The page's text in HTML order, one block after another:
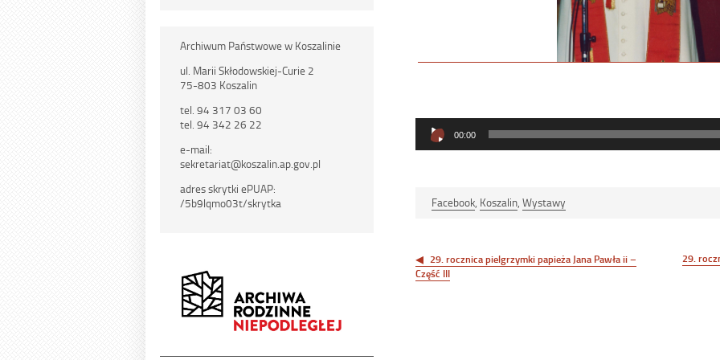
Archiwum Państwowe w Koszalinie
ul. Marii Skłodowskiej-Curie 2
75-803 Koszalin
tel. 94 317 03 60
tel. 94 342 26 22
e-mail:
sekretariat@koszalin.ap.gov.pl
adres skrytki ePUAP:
/5b9lqmo03t/skrytka
Odtwarzacz
plików
dźwiękowych
00:00
Facebook, Koszalin, Wystawy
wpisu
29. rocznica pielgrzymki papieża Jana Pawła ii –
Część III
29.